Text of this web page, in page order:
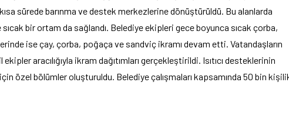
sürede barınma ve destek merkezlerine dönüştürüldü. Bu alanlarda
bir ortam da sağlandı. Belediye ekipleri gece boyunca sıcak çorba,
ise çay, çorba, poğaça ve sandviç ikramı devam etti. Vatandaşların
aracılığıyla ikram dağıtımları gerçekleştirildi. Isıtıcı desteklerinin
özel bölümler oluşturuldu. Belediye çalışmaları kapsamında 50 bin